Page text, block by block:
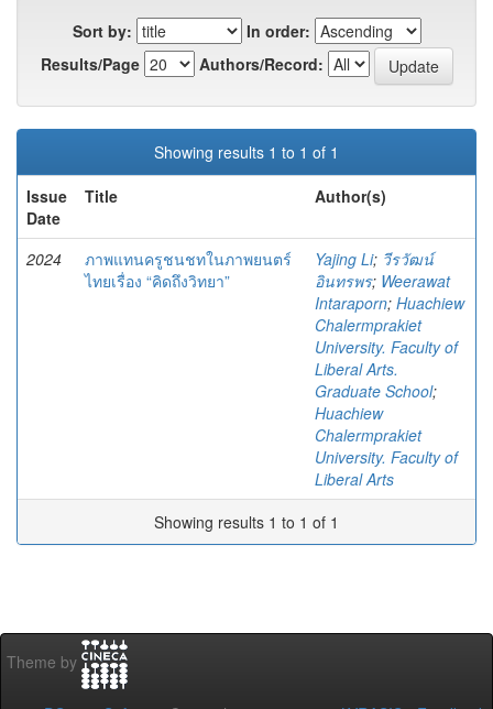
Sort by:
In order:
Results/Page
Authors/Record:
Showing results 1 to 1 of 1
Issue
Date
Title Author(s)
2024
ภาพแทนครูชนชทในภาพยนตร์
ไทยเรื่อง “คิดถึงวิทยา”
Yajing Li; วีรวัฒน์
อินทรพร; Weerawat
Intaraporn; Huachiew
Chalermprakiet
University. Faculty of
Liberal Arts.
Graduate School;
Huachiew
Chalermprakiet
University. Faculty of
Liberal Arts
Showing results 1 to 1 of 1
Theme by